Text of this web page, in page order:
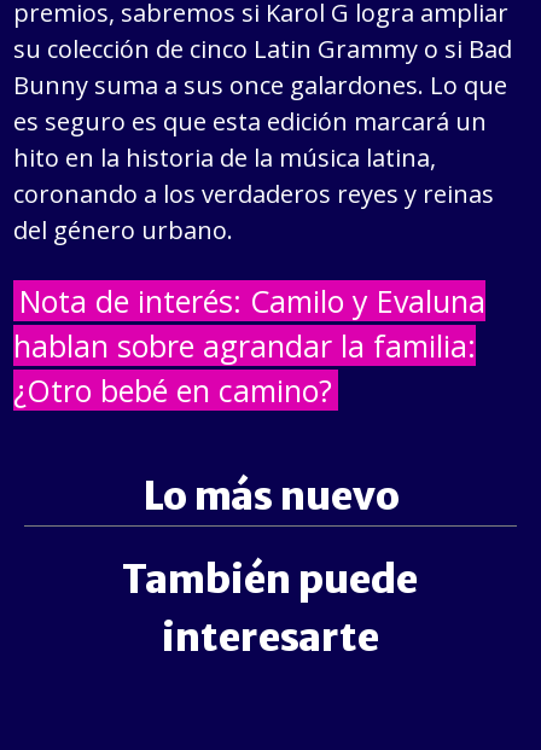
premios, sabremos si Karol G logra ampliar
su colección de cinco Latin Grammy o si Bad
Bunny suma a sus once galardones. Lo que
es seguro es que esta edición marcará un
hito en la historia de la música latina,
coronando a los verdaderos reyes y reinas
del género urbano.
Nota de interés: Camilo y Evaluna
hablan sobre agrandar la familia:
¿Otro bebé en camino?
Lo más nuevo
También puede
interesarte